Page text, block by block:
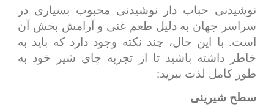
نوشیدنی حباب دار نوشیدنی محبوب بسیاری در
سراسر جهان به دلیل طعم غنی و آرامش بخش آن
است. با این حال، چند نکته وجود دارد که باید به
خاطر داشته باشید تا از تجربه چای شیر خود به
طور کامل لذت ببرید:
سطح شیرینی